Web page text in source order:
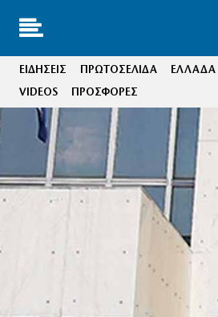
ΕΙΔΗΣΕΙΣ ΠΡΩΤΟΣΕΛΙΔΑ ΕΛΛΑΔΑ
VIDEOS
ΠΡΟΣΦΟΡΕΣ